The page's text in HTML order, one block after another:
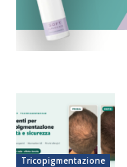
Tricopigmentazione